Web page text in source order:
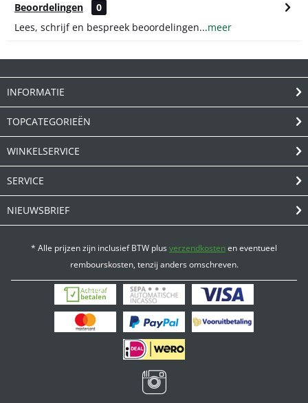
Beoordelingen
0
Lees, schrijf en bespreek beoordelingen...meer
INFORMATIE
TOPCATEGORIEËN
WINKELSERVICE
SERVICE
NIEUWSBRIEF
* Alle prijzen zijn inclusief BTW plusverzendkostenen eventueel
rembourskosten, tenzij anders omschreven.